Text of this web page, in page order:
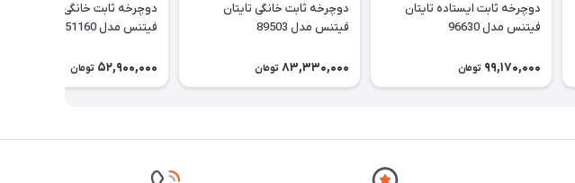
دوچرخه ثابت ایستاده تایتان
فیتنس مدل 96630
99,170,000 تومان
دوچرخه ثابت خانگی تایتان
فیتنس مدل 89503
83,330,000 تومان
دوچرخه ثابت خانگی تایتان
فیتنس مدل 51160
52,900,000 تومان